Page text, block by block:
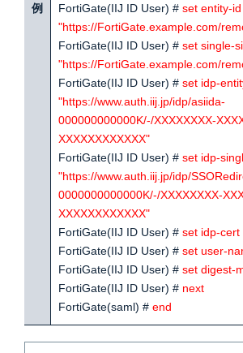
例
FortiGate(IIJ ID User) # set entity-id
"https://FortiGate.example.com/
FortiGate(IIJ ID User) # set single-
"https://FortiGate.example.com/
FortiGate(IIJ ID User) # set idp-
"https://www.auth.iij.jp/idp/asiida-
000000000000K/-/XXXXXXXX-
XXXXXXXXXXXX"
FortiGate(IIJ ID User) # set idp-
"https://www.auth.iij.jp/idp/
0000000000000K/-/XXXXXXXX-
XXXXXXXXXXXX"
FortiGate(IIJ ID User) # set idp-cert
FortiGate(IIJ ID User) # set user-
FortiGate(IIJ ID User) # set digest-
FortiGate(IIJ ID User) # next
FortiGate(saml) # end